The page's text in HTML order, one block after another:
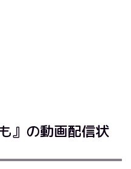
』の動画配信状